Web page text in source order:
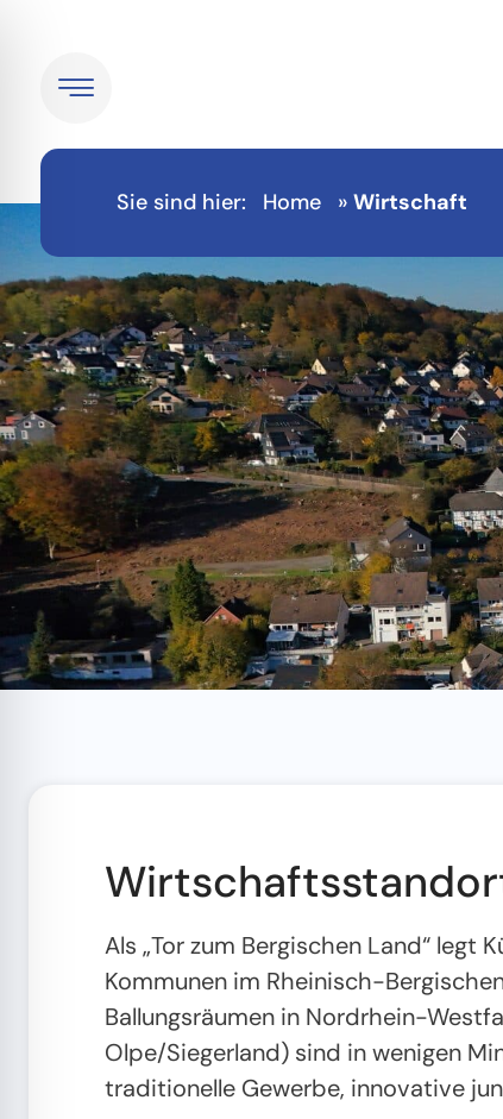
Sie sind hier: Home » Wirtschaft
Als „Tor zum Bergischen Land“ legt
Kommunen im Rheinisch-
Ballungsräumen in Nordrhein-
Olpe/Siegerland) sind in wenigen
traditionelle Gewerbe, innovative